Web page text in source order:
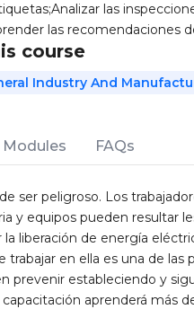
las
las recomendaciones
course
Industry And
Modules FAQs
ser peligroso. Los
y equipos pueden resultar
liberación de energía
trabajar en ella es una de las
prevenir estableciendo y
aprenderá más